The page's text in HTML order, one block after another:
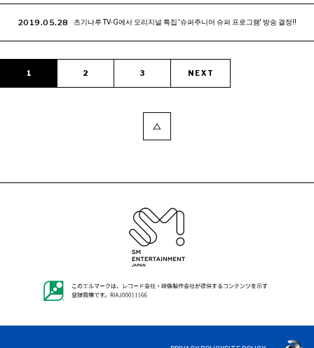
2019.05.28 츠기나루 TV-G에서 오리지널 특집 '슈퍼주니어 슈퍼 프로그램' 방송 결정!!
1 2 3 NEXT